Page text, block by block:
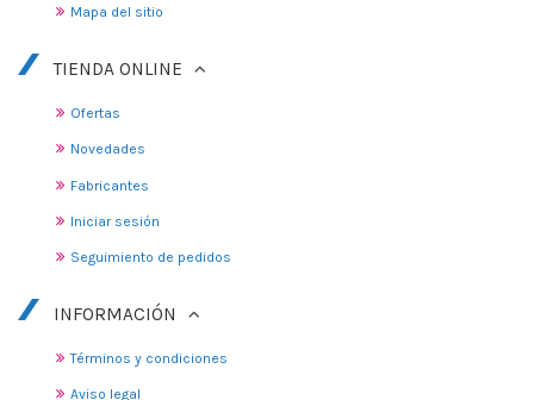
Mapa del sitio
TIENDA ONLINE
Ofertas
Novedades
Fabricantes
Iniciar sesión
Seguimiento de pedidos
INFORMACIÓN
Términos y condiciones
Aviso legal